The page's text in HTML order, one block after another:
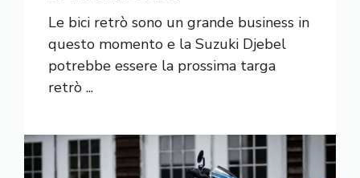
Le bici retrò sono un grande business in
questo momento e la Suzuki Djebel
potrebbe essere la prossima targa
retrò ...